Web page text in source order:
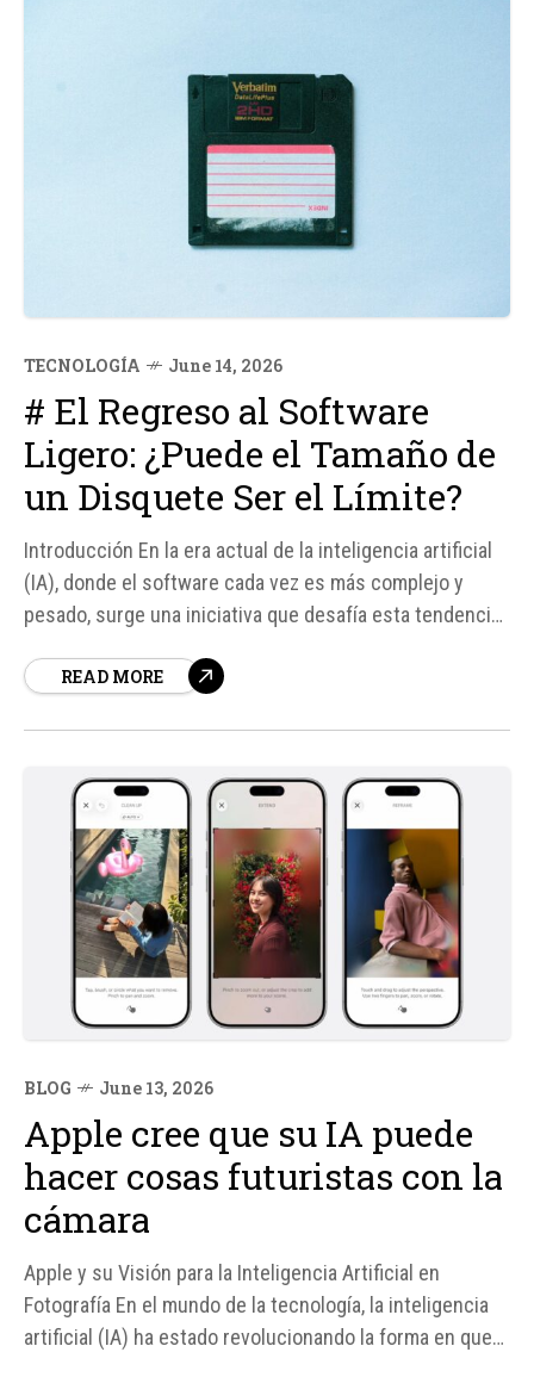
TECNOLOGÍA June 14, 2026
# El Regreso al Software
Ligero: ¿Puede el Tamaño de
un Disquete Ser el Límite?
Introducción En la era actual de la inteligencia artificial
(IA), donde el software cada vez es más complejo y
pesado, surge una iniciativa que desafía esta tendencia:
Sephton, esta propuesta establece un límite radical para
READ MORE
BLOG June 13, 2026
Apple cree que su IA puede
hacer cosas futuristas con la
cámara
Apple y su Visión para la Inteligencia Artificial en
Fotografía En el mundo de la tecnología, la inteligencia
artificial (IA) ha estado revolucionando la forma en que